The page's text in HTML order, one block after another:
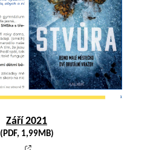
Září 2021
(PDF, 1,99MB)